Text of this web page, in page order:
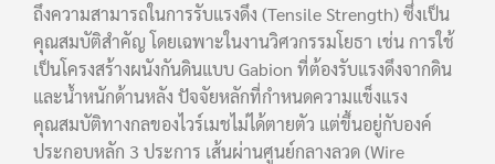
ถึงความสามารถในการรับแรงดึง (Tensile Strength) ซึ่งเป็น
คุณสมบัติสำคัญ โดยเฉพาะในงานวิศวกรรมโยธา เช่น การใช้
เป็นโครงสร้างผนังกันดินแบบ Gabion ที่ต้องรับแรงดึงจากดิน
และน้ำหนักด้านหลัง ปัจจัยหลักที่กำหนดความแข็งแรง
คุณสมบัติทางกลของไวร์เมชไม่ได้ตายตัว แต่ขึ้นอยู่กับองค์
ประกอบหลัก 3 ประการ เส้นผ่านศูนย์กลางลวด (Wire